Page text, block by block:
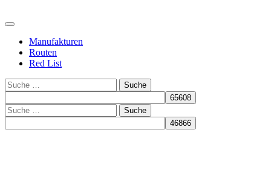
Manufakturen
Routen
Red List
Suche
Suche